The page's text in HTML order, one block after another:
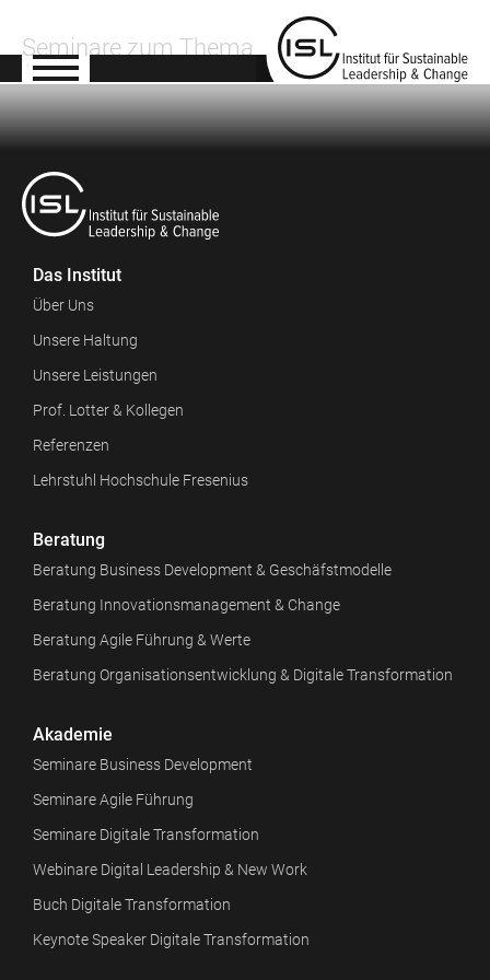
Seminare zum Thema
Das Institut
Über Uns
Unsere Haltung
Unsere Leistungen
Prof. Lotter & Kollegen
Referenzen
Lehrstuhl Hochschule Fresenius
Beratung
Beratung Business Development & Geschäfstmodelle
Beratung Innovationsmanagement & Change
Beratung Agile Führung & Werte
Beratung Organisationsentwicklung & Digitale Transformation
Akademie
Seminare Business Development
Seminare Agile Führung
Seminare Digitale Transformation
Webinare Digital Leadership & New Work
Buch Digitale Transformation
Keynote Speaker Digitale Transformation